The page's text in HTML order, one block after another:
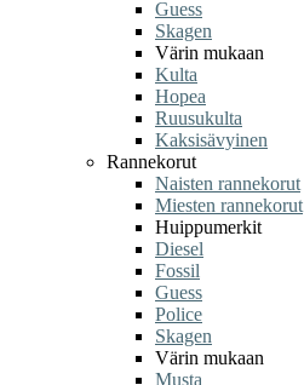
Guess
Skagen
Värin mukaan
Kulta
Hopea
Ruusukulta
Kaksisävyinen
Rannekorut
Naisten rannekorut
Miesten rannekorut
Huippumerkit
Diesel
Fossil
Guess
Police
Skagen
Värin mukaan
Musta